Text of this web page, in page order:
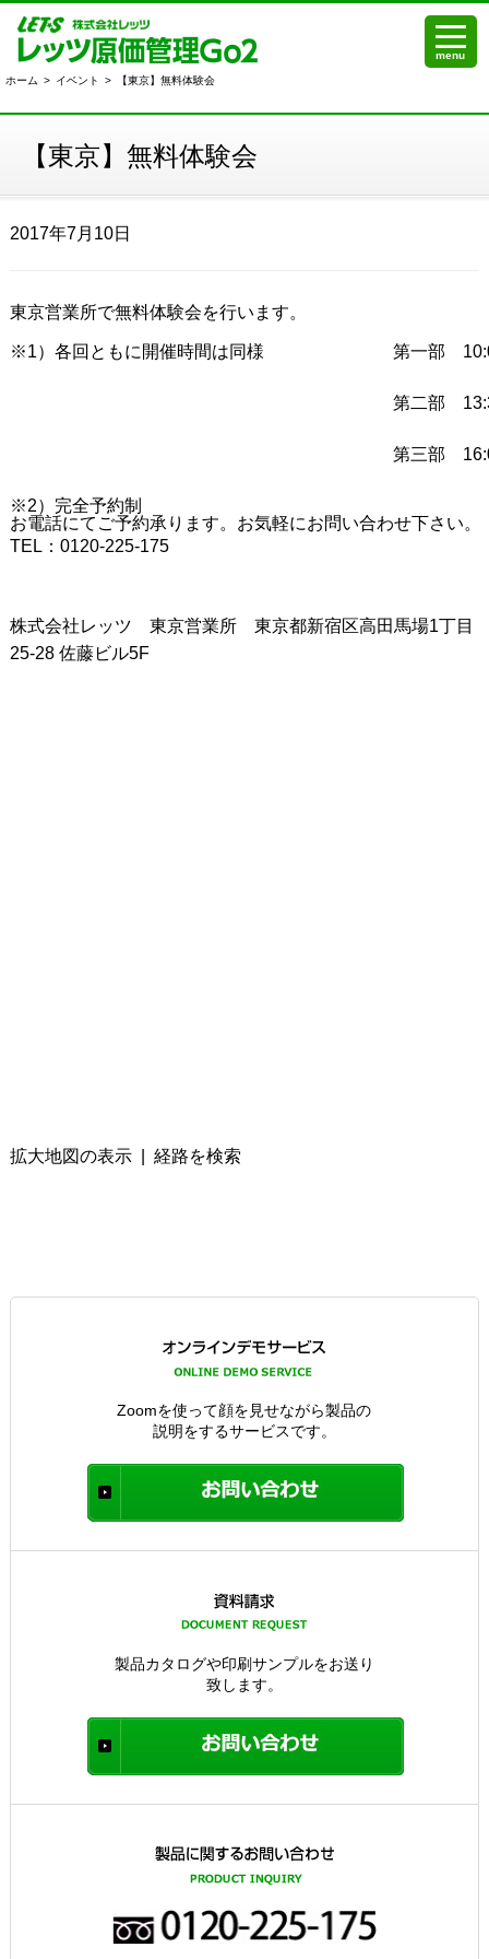
menu
ホーム > イベント > 【東京】無料体験会
【東京】無料体験会
2017年7月10日
東京営業所で無料体験会を行います。
※1）各回ともに開催時間は同様 第一部
第二部
第三部
※2）完全予約制
お電話にてご予約承ります。お気軽にお問い合わせ下さい。
TEL：0120-225-175
株式会社レッツ 東京営業所 東京都新宿区高田馬場1丁目
25-28 佐藤ビル5F
拡大地図の表示| 経路を検索
Zoomを使って顔を見せながら製品の
説明をするサービスです。
製品カタログや印刷サンプルをお送り
致します。